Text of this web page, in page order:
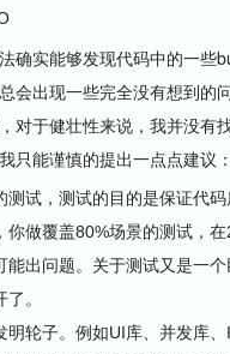
实能够发现代码中的一些
会出现一些完全没有想到的
对于健壮性来说，我并没有
只能谨慎的提出一点点建议：
测试，测试的目的是保证代
你做覆盖80%场景的测试，
能出问题。关于测试又是一
。
明轮子。例如UI库、并发库